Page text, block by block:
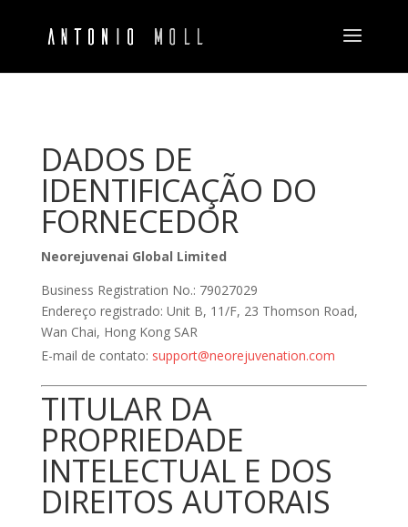
DADOS DE
IDENTIFICAÇÃO DO
FORNECEDOR
Neorejuvenai Global Limited
Business Registration No.: 79027029
Endereço registrado: Unit B, 11/F, 23 Thomson Road,
Wan Chai, Hong Kong SAR
E-mail de contato: support@neorejuvenation.com
TITULAR DA
PROPRIEDADE
INTELECTUAL E DOS
DIREITOS AUTORAIS